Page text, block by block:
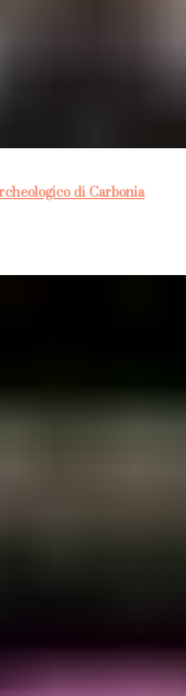
di Carbonia